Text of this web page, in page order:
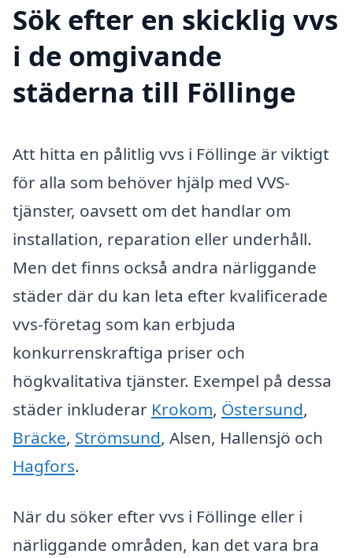
Sök efter en skicklig vvs
i de omgivande
städerna till Föllinge
Att hitta en pålitlig vvs i Föllinge är viktigt
för alla som behöver hjälp med VVS-
tjänster, oavsett om det handlar om
installation, reparation eller underhåll.
Men det finns också andra närliggande
städer där du kan leta efter kvalificerade
vvs-företag som kan erbjuda
konkurrenskraftiga priser och
högkvalitativa tjänster. Exempel på dessa
städer inkluderar Krokom, Östersund,
Bräcke, Strömsund, Alsen, Hallensjö och
Hagfors.
När du söker efter vvs i Föllinge eller i
närliggande områden, kan det vara bra